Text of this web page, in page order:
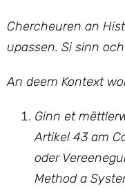
Chercheuren an
upassen. Si sinn
An deem Kontext
Ginn et
Artikel 43 am
oder
Method a